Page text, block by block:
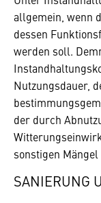
allgemein, wenn
dessen
werden soll.
Nutzungsdauer,
der durch
sonstigen Mängel
SANIERUNG